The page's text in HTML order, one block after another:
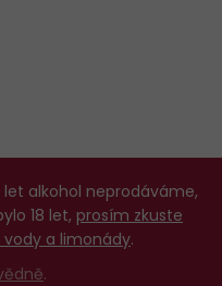
alkohol neprodáváme,
18 let, prosím zkuste
a limonády.
.